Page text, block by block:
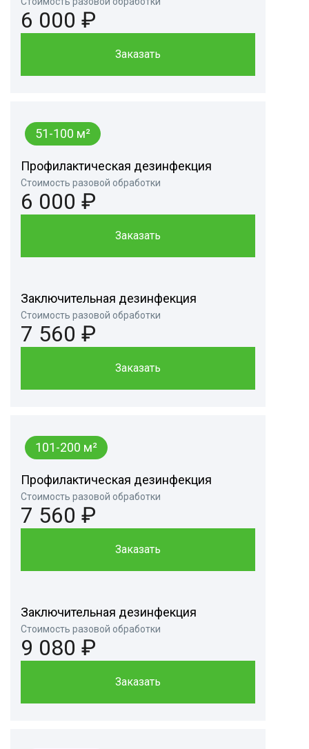
6 000 ₽
Заказать
51-100 м²
Профилактическая дезинфекция
Стоимость разовой обработки
6 000 ₽
Заказать
Заключительная дезинфекция
Стоимость разовой обработки
7 560 ₽
Заказать
101-200 м²
Профилактическая дезинфекция
Стоимость разовой обработки
7 560 ₽
Заказать
Заключительная дезинфекция
Стоимость разовой обработки
9 080 ₽
Заказать